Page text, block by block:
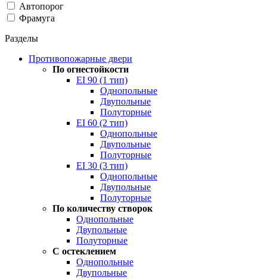
Автопорог
Фрамуга
Разделы
Противопожарные двери
По огнестойкости
EI 90 (1 тип)
Однопольные
Двупольные
Полуторные
EI 60 (2 тип)
Однопольные
Двупольные
Полуторные
EI 30 (3 тип)
Однопольные
Двупольные
Полуторные
По количеству створок
Однопольные
Двупольные
Полуторные
С остеклением
Однопольные
Двупольные